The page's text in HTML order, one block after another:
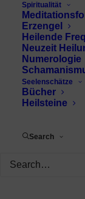
Spiritualität
Erzengel
Heilende
Neuzeit
Numerologie
Seelenschätze
Bücher
Heilsteine
Search